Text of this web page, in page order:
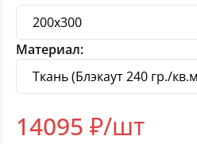
Материал:
14095 ₽/шт